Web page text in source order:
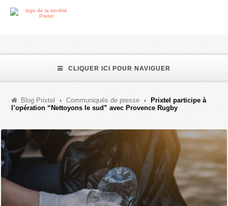
CLIQUER ICI POUR NAVIGUER
Blog Prixtel Communiqués de presse
Prixtel participe à
l’opération “Nettoyons le sud” avec Provence Rugby